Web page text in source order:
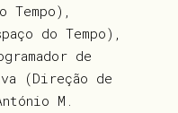
do Tempo),
de
(Direção de
M.